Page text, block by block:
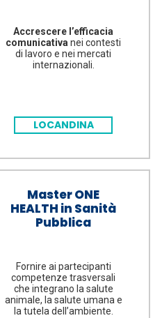
Accrescere l’efficacia
comunicativa nei contesti
di lavoro e nei mercati
internazionali.
LOCANDINA
Master ONE
HEALTH in Sanità
Pubblica
Fornire ai partecipanti
competenze trasversali
che integrano la salute
animale, la salute umana e
la tutela dell’ambiente.